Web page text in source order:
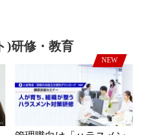
)研修・教育
NEW